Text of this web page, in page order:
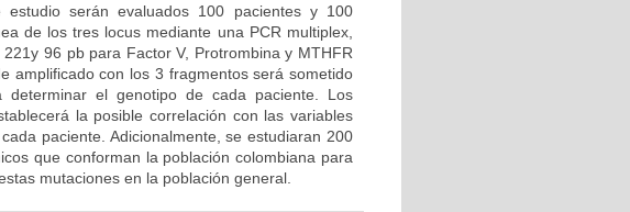
serán evaluados 100 pacientes y 100
de los tres locus mediante una PCR multiplex,
96 pb para Factor V, Protrombina y MTHFR
amplificado con los 3 fragmentos será sometido
el genotipo de cada paciente. Los
la posible correlación con las variables
paciente. Adicionalmente, se estudiaran 200
que conforman la población colombiana para
mutaciones en la población general.